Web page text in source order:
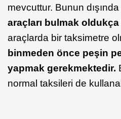
mevcuttur. Bunun dışında
araçları bulmak oldukça
araçlarda bir taksimetre
binmeden önce peşin
yapmak gerekmektedir.
normal taksileri de